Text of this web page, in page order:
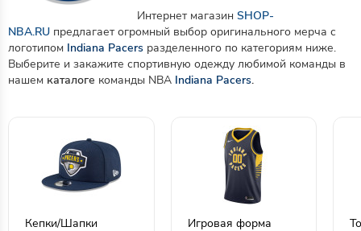
Интернет магазин SHOP-
NBA.RU предлагает огромный выбор оригинального мерча с
логотипом Indiana Pacers разделенного по категориям ниже.
Выберите и закажите спортивную одежду любимой команды в
нашем каталоге команды NBA Indiana Pacers.
Кепки/Шапки Игровая форма